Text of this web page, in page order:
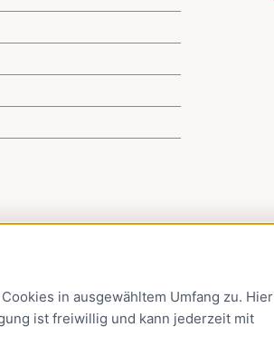
in ausgewähltem Umfang zu. Hier
ist freiwillig und kann jederzeit mit